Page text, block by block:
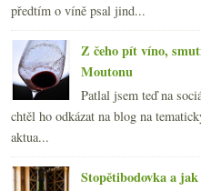
předtím o víně psal jind...
Z čeho pít víno,
Moutonu
Patlal jsem teď na
chtěl ho odkázat na blog na
aktua...
Stopětibodovka a